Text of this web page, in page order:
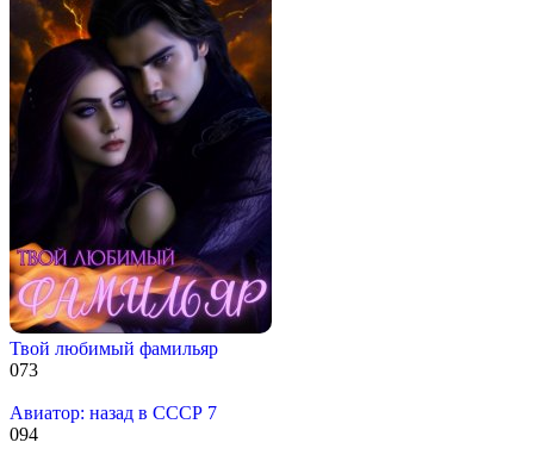
Твой любимый фамильяр
073
Авиатор: назад в СССР 7
094